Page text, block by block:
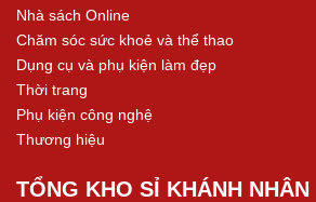
Nhà sách Online
Chăm sóc sức khoẻ và thể thao
Dụng cụ và phụ kiện làm đẹp
Thời trang
Phụ kiện công nghệ
Thương hiệu
TỔNG KHO SỈ KHÁNH NHÂN